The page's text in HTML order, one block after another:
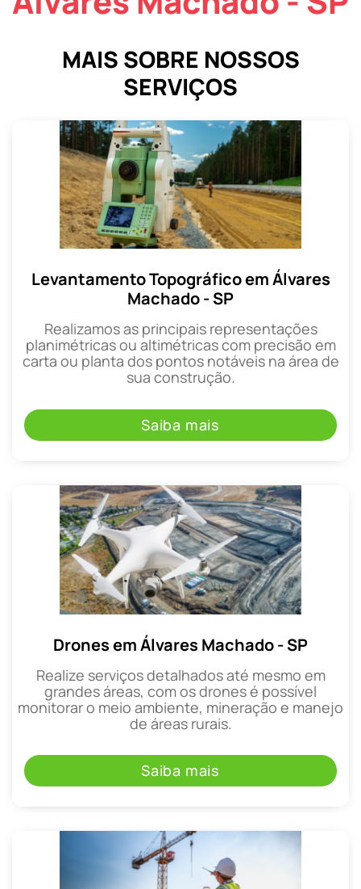
MAIS SOBRE NOSSOS
SERVIÇOS
Levantamento Topográfico em Álvares
Machado - SP
Realizamos as principais representações
planimétricas ou altimétricas com precisão em
carta ou planta dos pontos notáveis na área de
sua construção.
Saiba mais
Drones em Álvares Machado - SP
Realize serviços detalhados até mesmo em
grandes áreas, com os drones é possível
monitorar o meio ambiente, mineração e manejo
de áreas rurais.
Saiba mais